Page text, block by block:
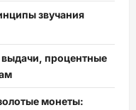
звучания
процентные
монеты: